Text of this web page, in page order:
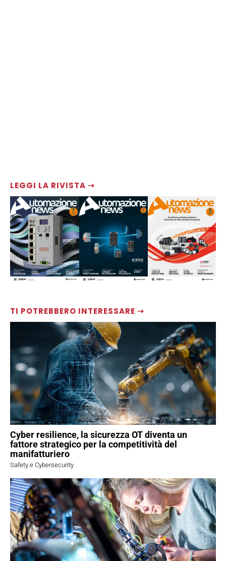
LEGGI LA RIVISTA ⇢
TI POTREBBERO INTERESSARE ⇢
Cyber resilience, la sicurezza OT diventa un
fattore strategico per la competitività del
manifatturiero
Safety e Cybersecurity